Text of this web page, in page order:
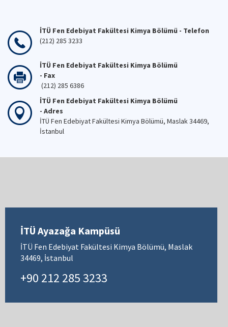
İTÜ Fen Edebiyat Fakültesi Kimya Bölümü - Telefon
(212) 285 3233
İTÜ Fen Edebiyat Fakültesi Kimya Bölümü
- Fax
(212) 285 6386
İTÜ Fen Edebiyat Fakültesi Kimya Bölümü
- Adres
İTÜ Fen Edebiyat Fakültesi Kimya Bölümü, Maslak 34469,
İstanbul
İTÜ Ayazağa Kampüsü
İTÜ Fen Edebiyat Fakültesi Kimya Bölümü, Maslak
34469, İstanbul
+90 212 285 3233